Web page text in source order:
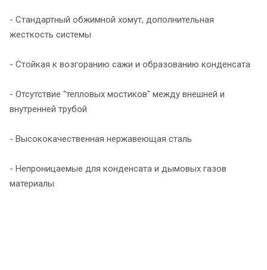
- Стандартный обжимной хомут, дополнительная
жесткость системы
- Стойкая к возгоранию сажи и образованию конденсата
- Отсутствие "тепловых мостиков" между внешней и
внутренней трубой
- Высококачественная нержавеющая сталь
- Непроницаемые для конденсата и дымовых газов
материалы